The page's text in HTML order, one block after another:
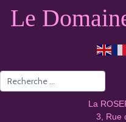
Le
Valider
La
3, Rue